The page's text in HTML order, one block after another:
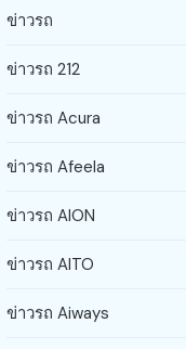
ข่าวรถ
ข่าวรถ 212
ข่าวรถ Acura
ข่าวรถ Afeela
ข่าวรถ AION
ข่าวรถ AITO
ข่าวรถ Aiways